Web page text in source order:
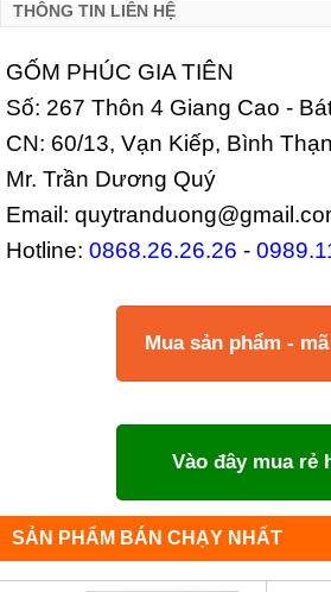
THÔNG TIN LIÊN HỆ
GỐM PHÚC GIA TIÊN
Số: 267 Thôn 4 Giang Cao -
CN: 60/13, Vạn Kiếp, Bình
Mr. Trần Dương Quý
Email:
Hotline: 0868.26.26.26 -
Mua sản phẩm - mã
Vào đây mua rẻ
SẢN PHẨM BÁN CHẠY NHẤT